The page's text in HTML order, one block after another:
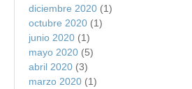
diciembre 2020 (1)
octubre 2020 (1)
junio 2020 (1)
mayo 2020 (5)
abril 2020 (3)
marzo 2020 (1)